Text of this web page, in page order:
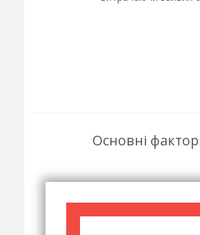
Основні